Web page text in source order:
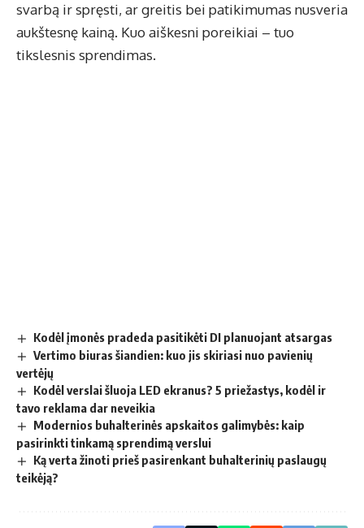
svarbą ir spręsti, ar greitis bei patikimumas nusveria
aukštesnę kainą. Kuo aiškesni poreikiai – tuo
tikslesnis sprendimas.
Kodėl įmonės pradeda pasitikėti DI planuojant atsargas
Vertimo biuras šiandien: kuo jis skiriasi nuo pavienių
vertėjų
Kodėl verslai šluoja LED ekranus? 5 priežastys, kodėl ir
tavo reklama dar neveikia
Modernios buhalterinės apskaitos galimybės: kaip
pasirinkti tinkamą sprendimą verslui
Ką verta žinoti prieš pasirenkant buhalterinių paslaugų
teikėją?